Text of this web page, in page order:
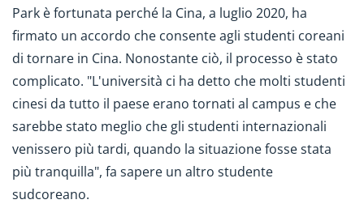
Park è fortunata perché la Cina, a luglio 2020, ha
firmato un accordo che consente agli studenti coreani
di tornare in Cina. Nonostante ciò, il processo è stato
complicato. "L'università ci ha detto che molti studenti
cinesi da tutto il paese erano tornati al campus e che
sarebbe stato meglio che gli studenti internazionali
venissero più tardi, quando la situazione fosse stata
più tranquilla", fa sapere un altro studente
sudcoreano.